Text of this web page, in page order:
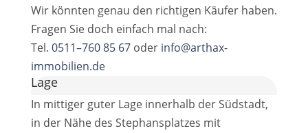
Wir könnten genau den richtigen Käufer haben.
Fragen Sie doch einfach mal nach:
Tel. 0511–760 85 67oder info@arthax-
immobilien.de
Lage
In mittiger guter Lage innerhalb der Südstadt,
in der Nähe des Stephansplatzes mit